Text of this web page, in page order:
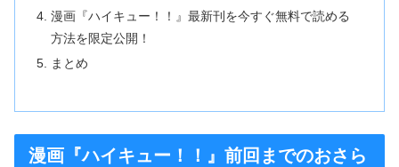
漫画『ハイキュー！！』最新刊を今すぐ無料で読める
方法を限定公開！
まとめ
漫画『ハイキュー！！』前回までのおさら